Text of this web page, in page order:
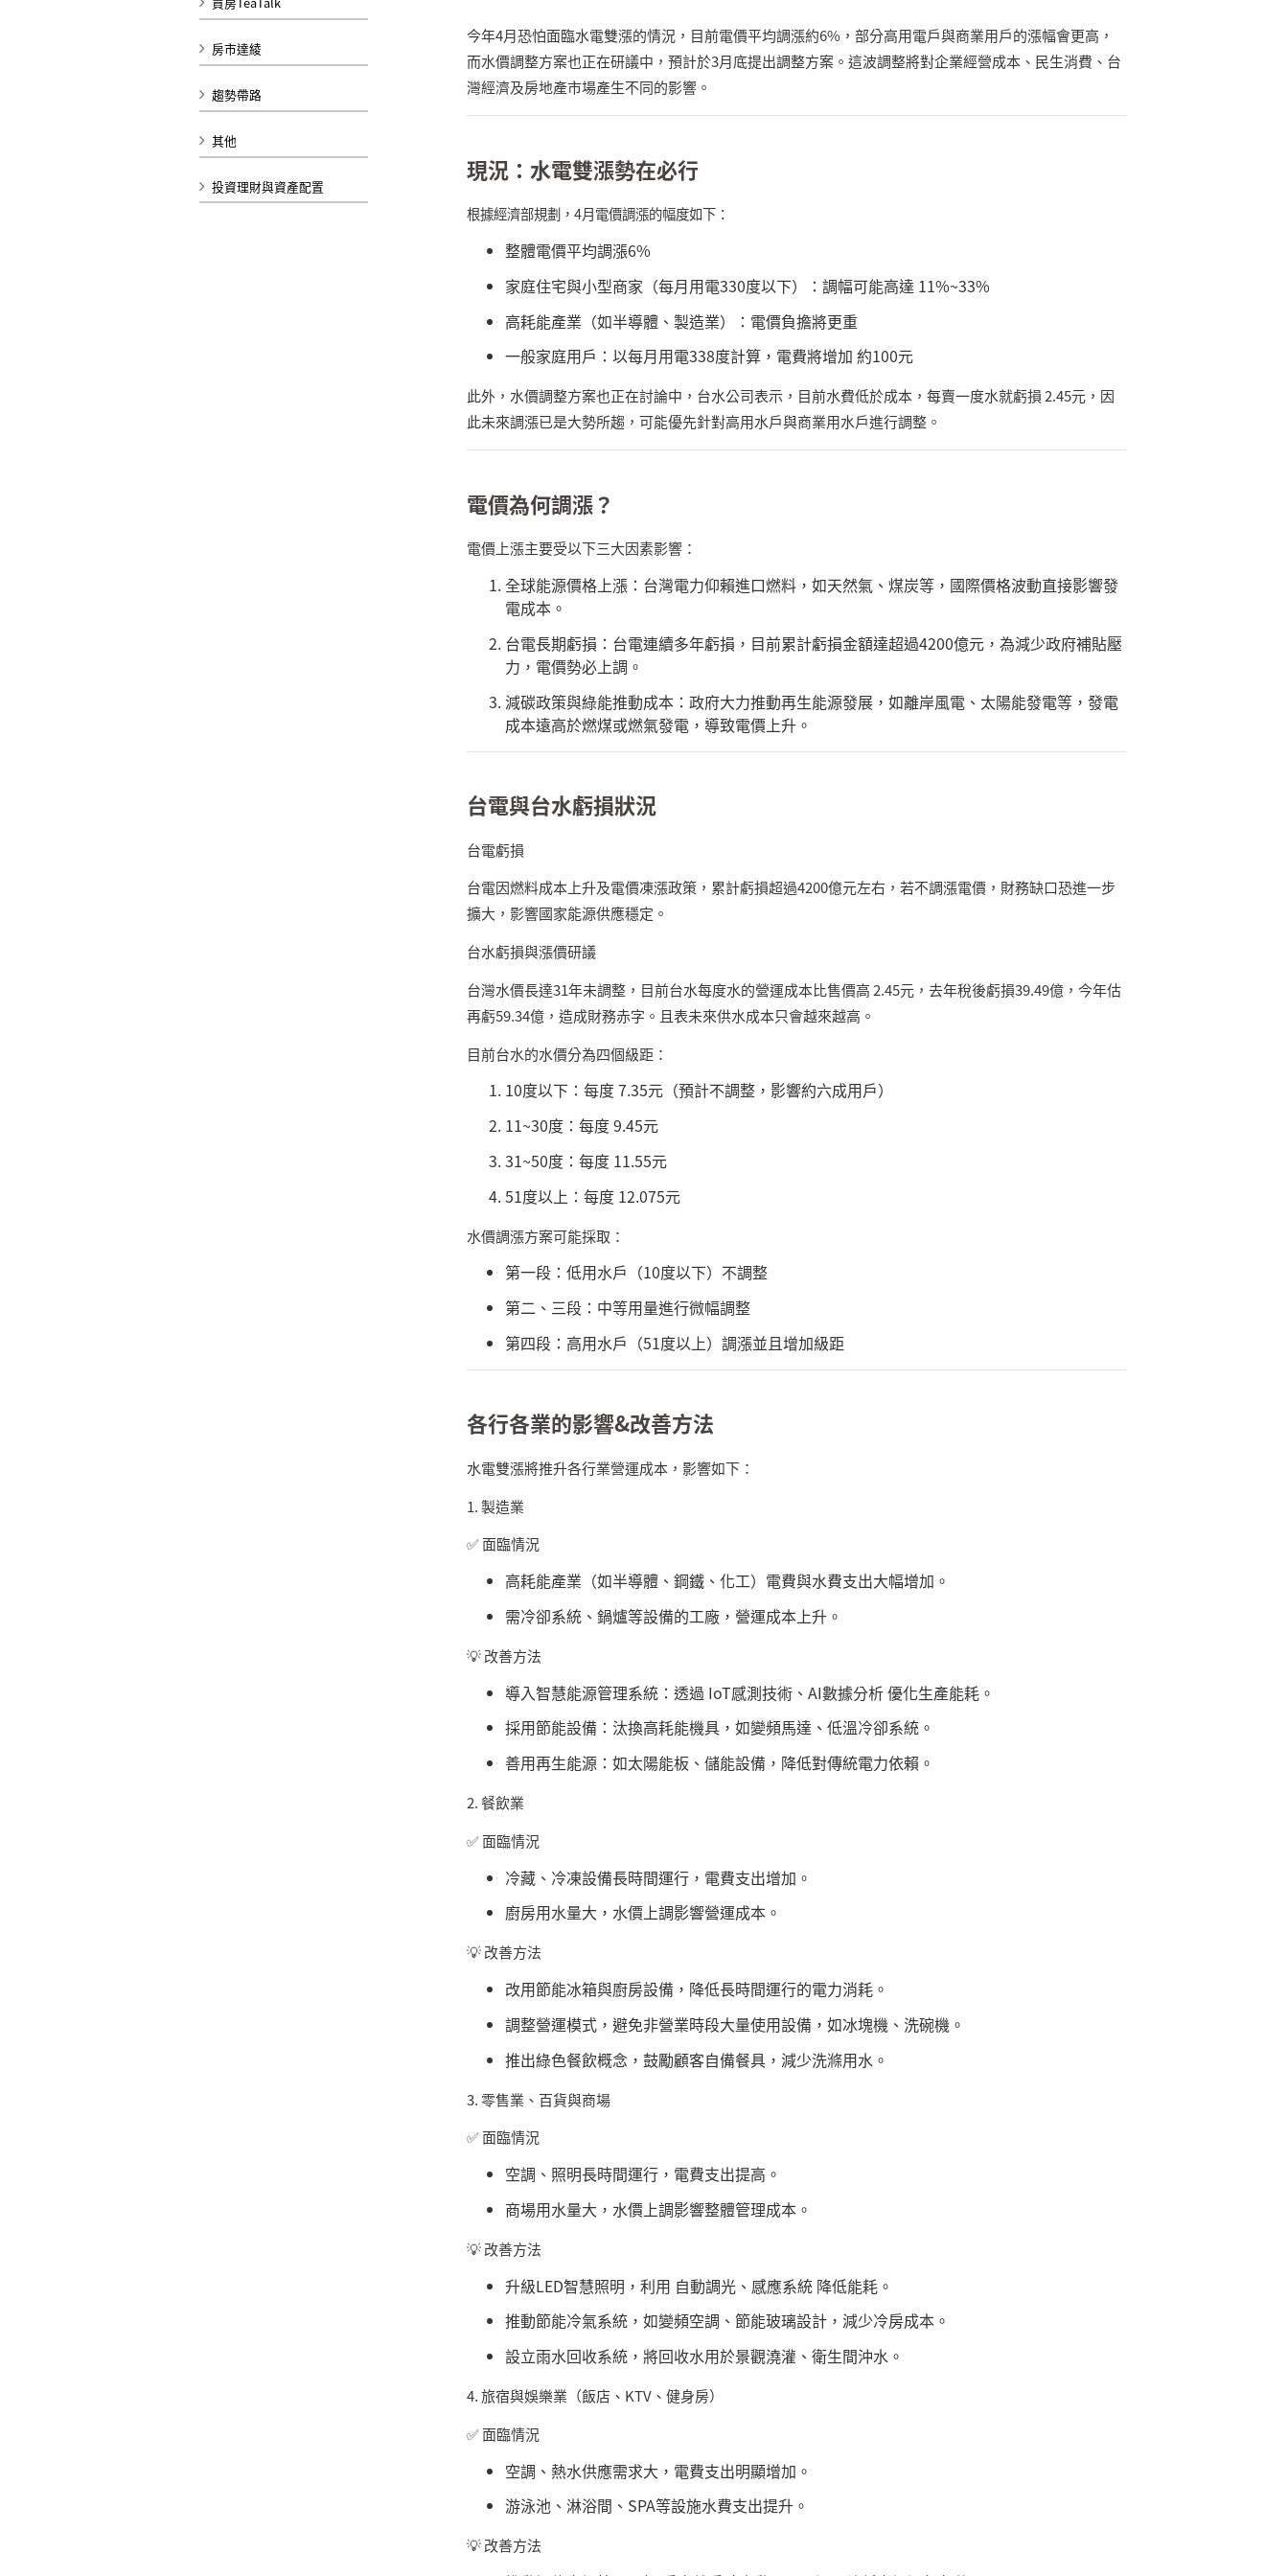
房市達綾
趨勢帶路
其他
投資理財與資產配置
今年4月恐怕面臨水電雙漲的情況，目前電價平均調漲約6% ，部分高用電戶與商業用戶的漲幅會更高，
而水價調整方案也正在研議中，預計於3月底提出調整方案。這波調整將對企業經營成本、民生消費、台
灣經濟及房地產市場產生不同的影響。
現況：水電雙漲勢在必行
根據經濟部規劃，4月電價調漲的幅度如下：
整體電價平均調漲6%
家庭住宅與小型商家（每月用電330度以下）：調幅可能高達 11%~33%
高耗能產業（如半導體、製造業）：電價負擔將更重
一般家庭用戶：以每月用電338度計算，電費將增加 約100元
此外，水價調整方案也正在討論中，台水公司表示，目前水費低於成本，每賣一度水就虧損2.45元，因
此未來調漲已是大勢所趨，可能優先針對高用水戶與商業用水戶進行調整。
電價為何調漲？
電價上漲主要受以下三大因素影響：
全球能源價格上漲：台灣電力仰賴進口燃料，如天然氣、煤炭等，國際價格波動直接影響發
電成本。
台電長期虧損：台電連續多年虧損，目前累計虧損金額達超過4200億元，為減少政府補貼壓
力，電價勢必上調。
減碳政策與綠能推動成本：政府大力推動再生能源發展，如離岸風電、太陽能發電等，發電
成本遠高於燃煤或燃氣發電，導致電價上升。
台電與台水虧損狀況
台電虧損
台電因燃料成本上升及電價凍漲政策，累計虧損超過4200億元左右，若不調漲電價，財務缺口恐進一步
擴大，影響國家能源供應穩定。
台水虧損與漲價研議
台灣水價長達31年未調整，目前台水每度水的營運成本比售價高2.45元，去年稅後虧損39.49億，今年估
再虧59.34億，造成財務赤字。且表未來供水成本只會越來越高。
目前台水的水價分為四個級距：
10度以下：每度7.35元（預計不調整，影響約六成用戶）
11~30度：每度9.45元
31~50度：每度 11.55元
51度以上：每度 12.075元
水價調漲方案可能採取：
第一段：低用水戶（10度以下）不調整
第二、三段：中等用量進行微幅調整
第四段：高用水戶（51度以上）調漲並且增加級距
各行各業的影響&改善方法
水電雙漲將推升各行業營運成本，影響如下：
1.製造業
✅面臨情況
高耗能產業（如半導體、鋼鐵、化工）電費與水費支出大幅增加。
需冷卻系統、鍋爐等設備的工廠，營運成本上升。
💡改善方法
導入智慧能源管理系統：透過 IoT感測技術、AI數據分析 優化生產能耗。
採用節能設備：汰換高耗能機具，如變頻馬達、低溫冷卻系統。
善用再生能源：如太陽能板、儲能設備，降低對傳統電力依賴。
2.餐飲業
✅面臨情況
冷藏、冷凍設備長時間運行，電費支出增加。
廚房用水量大，水價上調影響營運成本。
💡改善方法
改用節能冰箱與廚房設備，降低長時間運行的電力消耗。
調整營運模式，避免非營業時段大量使用設備，如冰塊機、洗碗機。
推出綠色餐飲概念，鼓勵顧客自備餐具，減少洗滌用水。
3. 零售業、百貨與商場
✅面臨情況
空調、照明長時間運行，電費支出提高。
商場用水量大，水價上調影響整體管理成本。
💡改善方法
升級LED智慧照明，利用 自動調光、感應系統 降低能耗。
推動節能冷氣系統，如變頻空調、節能玻璃設計，減少冷房成本。
設立雨水回收系統，將回收水用於景觀澆灌、衛生間沖水。
4.旅宿與娛樂業（飯店、 KTV 、健身房）
✅面臨情況
空調、熱水供應需求大，電費支出明顯增加。
游泳池、淋浴間、 SPA等設施水費支出提升。
💡改善方法